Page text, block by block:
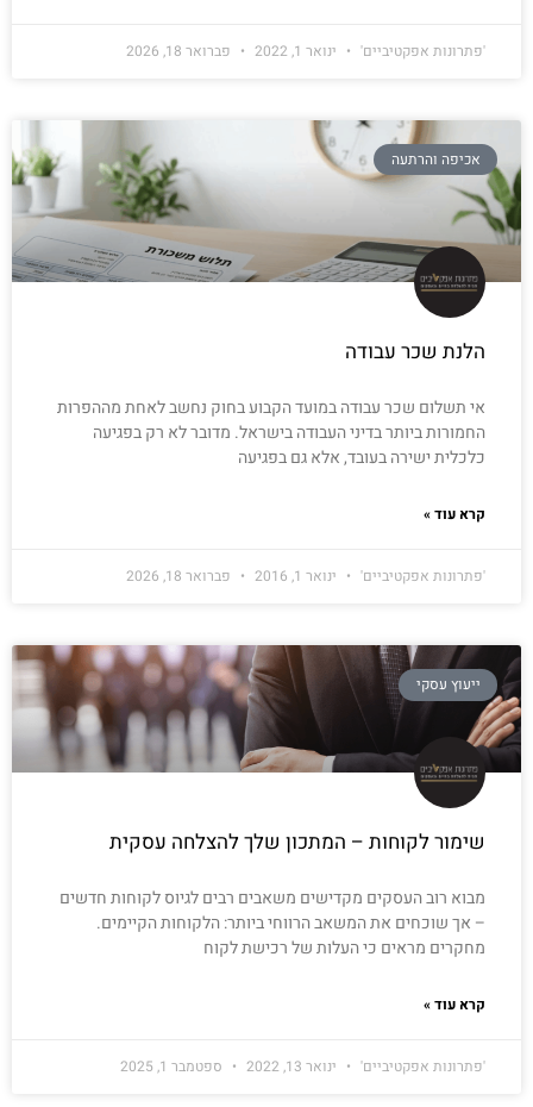
'פתרונות אפקטיביים' ינואר 1, 2022 פברואר 18, 2026
אכיפה והרתעה
הלנת שכר עבודה
אי תשלום שכר עבודה במועד הקבוע בחוק נחשב לאחת מההפרות
החמורות ביותר בדיני העבודה בישראל. מדובר לא רק בפגיעה
כלכלית ישירה בעובד, אלא גם בפגיעה
קרא עוד »
'פתרונות אפקטיביים' ינואר 1, 2016 פברואר 18, 2026
ייעוץ עסקי
שימור לקוחות – המתכון שלך להצלחה עסקית
מבוא רוב העסקים מקדישים משאבים רבים לגיוס לקוחות חדשים
– אך שוכחים את המשאב הרווחי ביותר: הלקוחות הקיימים.
מחקרים מראים כי העלות של רכישת לקוח
קרא עוד »
'פתרונות אפקטיביים' ינואר 13, 2022 ספטמבר 1, 2025